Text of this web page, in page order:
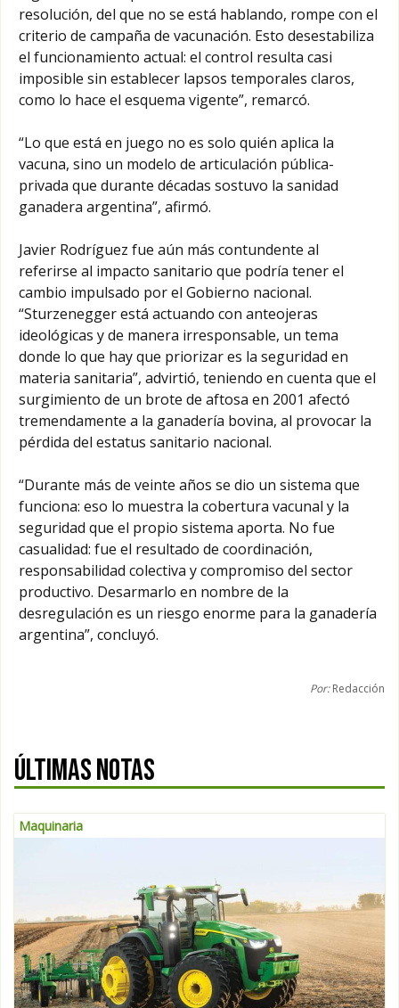
resolución, del que no se está hablando, rompe con el
criterio de campaña de vacunación. Esto desestabiliza
el funcionamiento actual: el control resulta casi
imposible sin establecer lapsos temporales claros,
como lo hace el esquema vigente”, remarcó.
“Lo que está en juego no es solo quién aplica la
vacuna, sino un modelo de articulación pública-
privada que durante décadas sostuvo la sanidad
ganadera argentina”, afirmó.
Javier Rodríguez fue aún más contundente al
referirse al impacto sanitario que podría tener el
cambio impulsado por el Gobierno nacional.
“Sturzenegger está actuando con anteojeras
ideológicas y de manera irresponsable, un tema
donde lo que hay que priorizar es la seguridad en
materia sanitaria”, advirtió, teniendo en cuenta que el
surgimiento de un brote de aftosa en 2001 afectó
tremendamente a la ganadería bovina, al provocar la
pérdida del estatus sanitario nacional.
“Durante más de veinte años se dio un sistema que
funciona: eso lo muestra la cobertura vacunal y la
seguridad que el propio sistema aporta. No fue
casualidad: fue el resultado de coordinación,
responsabilidad colectiva y compromiso del sector
productivo. Desarmarlo en nombre de la
desregulación es un riesgo enorme para la ganadería
argentina”, concluyó.
Por:Redacción
ÚLTIMAS NOTAS
Maquinaria